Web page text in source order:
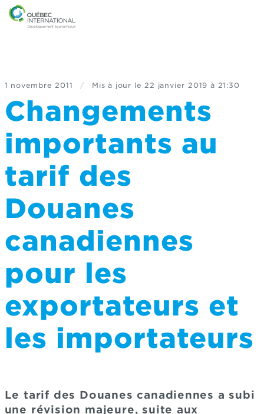
1 novembre 2011 / Mis à jour le 22 janvier 2019 à 21:30
Changements
importants au
tarif des
Douanes
canadiennes
pour les
exportateurs et
les importateurs
Le tarif des Douanes canadiennes a subi
une révision majeure, suite aux